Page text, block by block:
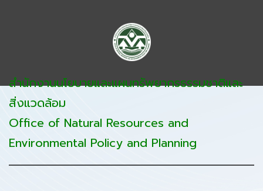
สำนักงานนโยบายและแผนทรัพยากรธรรมชาติและ
สิ่งแวดล้อม
Office of Natural Resources and
Environmental Policy and Planning